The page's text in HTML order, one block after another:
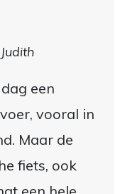
Judith
een
vooral in
Maar de
fiets, ook